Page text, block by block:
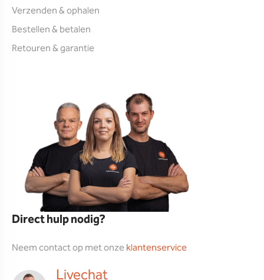
Verzenden & ophalen
Bestellen & betalen
Retouren & garantie
Direct hulp nodig?
Neem contact op met onzeklantenservice
Livechat